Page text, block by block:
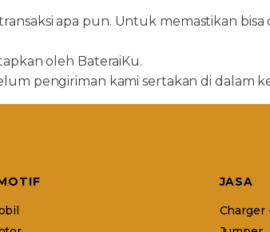
apa pun. Untuk memastikan
oleh BateraiKu.
pengiriman kami sertakan di dalam
JASA
Charger